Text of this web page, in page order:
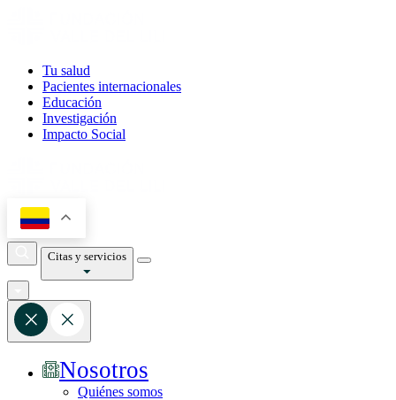
Tu salud
Pacientes internacionales
Educación
Investigación
Impacto Social
Citas y servicios
Nosotros
Quiénes somos